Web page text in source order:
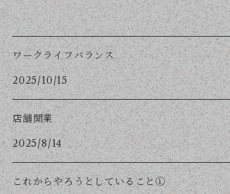
ワークライフバランス
2025/10/15
店舗開業
2025/8/14
これからやろうとしていること①